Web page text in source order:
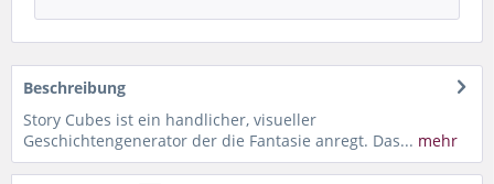
Beschreibung
Story Cubes ist ein handlicher, visueller
Geschichtengenerator der die Fantasie anregt. Das... mehr